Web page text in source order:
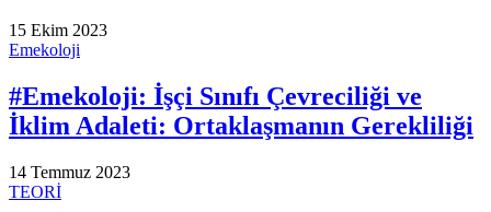
15 Ekim 2023
Emekoloji
#Emekoloji: İşçi Sınıfı Çevreciliği ve
İklim Adaleti: Ortaklaşmanın Gerekliliği
14 Temmuz 2023
TEORİ